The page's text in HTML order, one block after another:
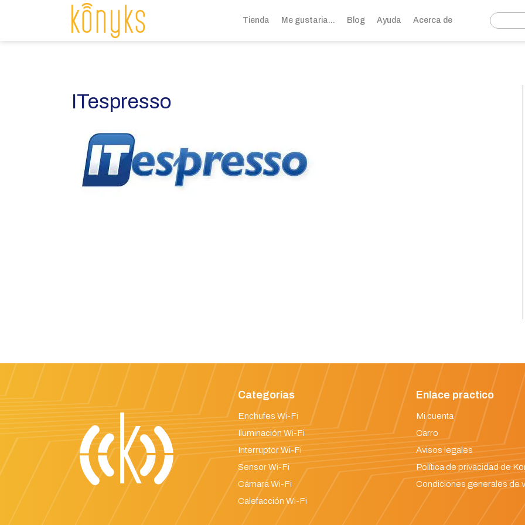
Tienda Me gustaria... Blog Ayuda Acerca de
ITespresso
Categorias
Enchufes Wi-Fi
Iluminación Wi-Fi
Interruptor Wi-Fi
Sensor Wi-Fi
Cámara Wi-Fi
Calefacción Wi-Fi
Enlace practico
Mi cuenta
Carro
Avisos legales
Política de privacidad de
Condiciones generales de